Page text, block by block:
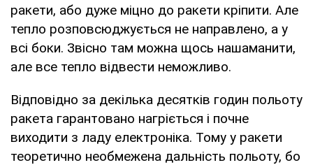
ракети, або дуже міцно до ракети кріпити. Але
тепло розповсюджується не направлено, а у
всі боки. Звісно там можна щось нашаманити,
але все тепло відвести неможливо.
Відповідно за декілька десятків годин польоту
ракета гарантовано нагріється і почне
виходити з ладу електроніка. Тому у ракети
теоретично необмежена дальність польоту, бо